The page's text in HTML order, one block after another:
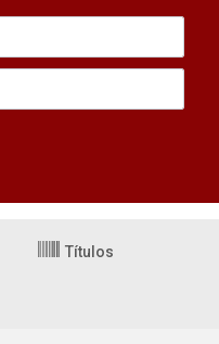
Títulos